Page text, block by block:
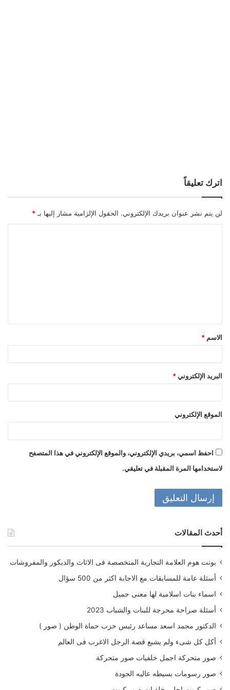
اترك تعليقاً
لن يتم نشر عنوان بريدك الإلكتروني. الحقول الإلزامية مشار إليها بـ *
ق
*
الاسم *
البريد الإلكتروني *
الموقع الإلكتروني
احفظ اسمي، بريدي الإلكتروني، والموقع الإلكتروني في هذا المتصفح
لاستخدامها المرة المقبلة في تعليقي.
أحدث المقالات
بونت هوم العلامة التجارية المتخصصة فى الاثاث والديكور والمفروشات
أسئلة عامة للمسابقات مع الاجابة اكثر من 500 سؤال
اسماء بنات اسلامية لها معنى جميل
أسئلة صراحة محرجة للبنات والشباب 2023
الدكتور محمد اسعد مساعد رئيس حزب حماة الوطن ( صور )
أكل كل شىء ولم يشبع قصة الرجل الاغرب فى العالم
صور متحركة اجمل خلفيات صور متحركة
صور رسومات بسيطه عاليه الجودة